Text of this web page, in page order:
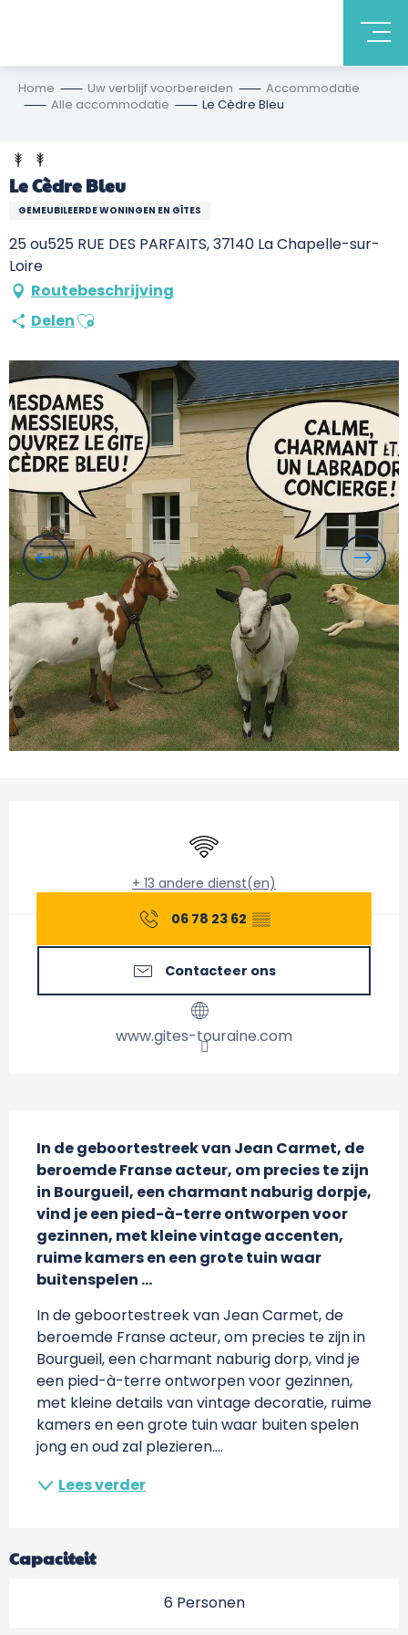
Home Uw verblijf voorbereiden
Accommodatie
Alle accommodatie
Le Cèdre Bleu
Le Cèdre Bleu
GEMEUBILEERDE WONINGEN EN GÎTES
25 ou525 RUE DES PARFAITS, 37140 La Chapelle-sur-
Loire
Routebeschrijving
DelenAjouter aux favoris
Wifi
+ 13 andere dienst(en)
06 78 23 62 ▒▒
Contacteer ons
www.gites-touraine.com
In de geboortestreek van Jean Carmet, de
beroemde Franse acteur, om precies te zijn
in Bourgueil, een charmant naburig dorpje,
vind je een pied-à-terre ontworpen voor
gezinnen, met kleine vintage accenten,
ruime kamers en een grote tuin waar
buitenspelen ...
In de geboortestreek van Jean Carmet, de
beroemde Franse acteur, om precies te zijn in
Bourgueil, een charmant naburig dorp, vind je
een pied-à-terre ontworpen voor gezinnen,
met kleine details van vintage decoratie, ruime
kamers en een grote tuin waar buiten spelen
jong en oud zal plezieren....
Lees verder
Capaciteit
6 Personen